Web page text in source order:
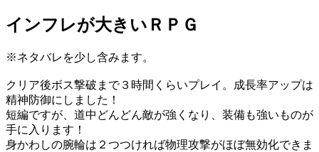
インフレが大きいＲＰＧ
※ネタバレを少し含みます。
クリア後ボス撃破まで３時間くらいプレイ。成長率アップは
精神防御にしました！
短編ですが、道中どんどん敵が強くなり、装備も強いものが
手に入ります！
身かわしの腕輪は２つつければ物理攻撃がほぼ無効化できま